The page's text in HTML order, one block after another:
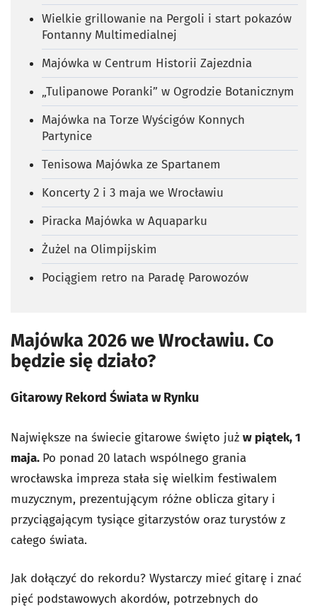
Wielkie grillowanie na Pergoli i start pokazów
Fontanny Multimedialnej
Majówka w Centrum Historii Zajezdnia
„Tulipanowe Poranki” w Ogrodzie Botanicznym
Majówka na Torze Wyścigów Konnych
Partynice
Tenisowa Majówka ze Spartanem
Koncerty 2 i 3 maja we Wrocławiu
Piracka Majówka w Aquaparku
Żużel na Olimpijskim
Pociągiem retro na Paradę Parowozów
Majówka 2026 we Wrocławiu. Co
będzie się działo?
Gitarowy Rekord Świata w Rynku
Największe na świecie gitarowe święto już w piątek, 1
maja. Po ponad 20 latach wspólnego grania
wrocławska impreza stała się wielkim festiwalem
muzycznym, prezentującym różne oblicza gitary i
przyciągającym tysiące gitarzystów oraz turystów z
całego świata.
Jak dołączyć do rekordu? Wystarczy mieć gitarę i znać
pięć podstawowych akordów, potrzebnych do